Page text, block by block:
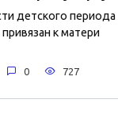
детского
привязан к матери
0 727